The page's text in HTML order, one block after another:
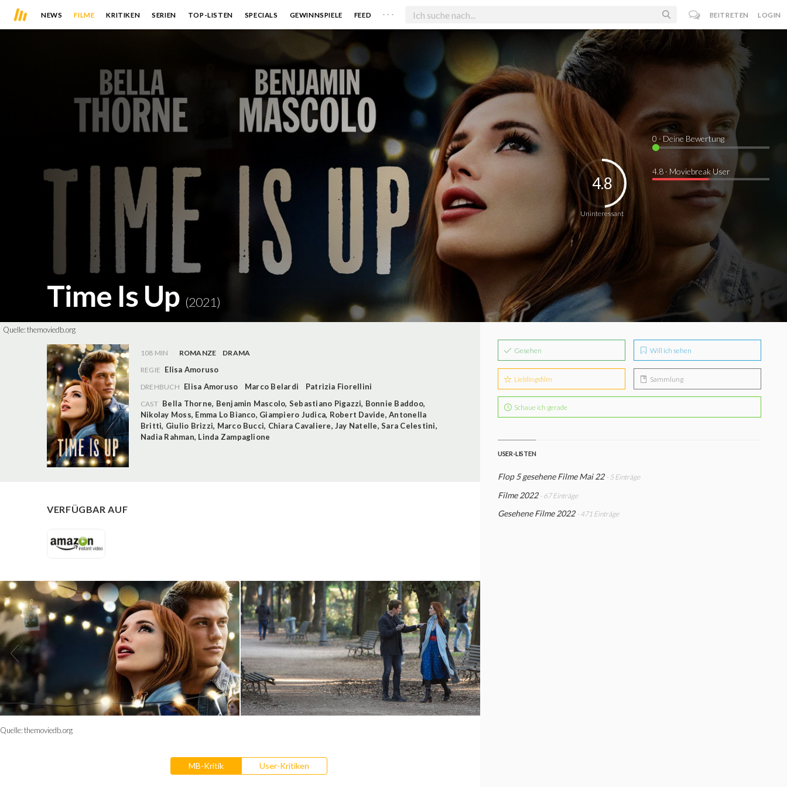
NEWS FILME KRITIKEN SERIEN TOP-LISTEN SPECIALS GEWINNSPIELE FEED . . . BEITRETEN LOGIN
Time Is Up (2021)
Uninteressant
4.8
0 · Deine Bewertung
4.8 · Moviebreak User
Quelle:themoviedb.org
108 MIN ROMANZE
DRAMA
REGIE Elisa Amoruso
DREHBUCH Elisa Amoruso Marco Belardi Patrizia Fiorellini
CAST Bella Thorne, Benjamin Mascolo, Sebastiano Pigazzi, Bonnie Baddoo,
Nikolay Moss, Emma Lo Bianco, Giampiero Judica, Robert Davide,Antonella
Britti, Giulio Brizzi, Marco Bucci, Chiara Cavaliere, Jay Natelle,Sara Celestini,
Nadia Rahman, Linda Zampaglione
VERFÜGBAR AUF
Quelle:themoviedb.org
MB-Kritik User-Kritiken
Gesehen Will ich sehen
Lieblingsfilm Sammlung
Schaue ich gerade
USER-LISTEN
Flop 5 gesehene Filme Mai 22 - 5 Einträge
Filme 2022 - 67 Einträge
Gesehene Filme 2022 - 471 Einträge